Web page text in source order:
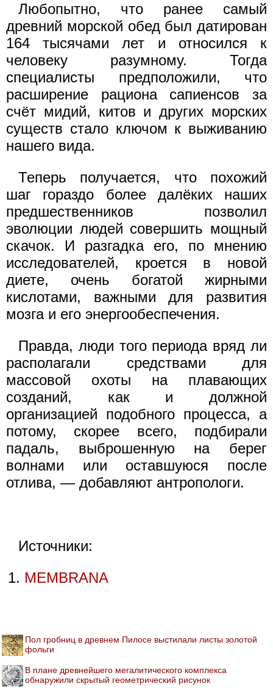
Любопытно, что ранее самый
древний морской обед был датирован
164 тысячами лет и относился к
человеку разумному. Тогда
специалисты предположили, что
расширение рациона сапиенсов за
счёт мидий, китов и других морских
существ стало ключом к выживанию
нашего вида.
Теперь получается, что похожий
шаг гораздо более далёких наших
предшественников позволил
эволюции людей совершить мощный
скачок. И разгадка его, по мнению
исследователей, кроется в новой
диете, очень богатой жирными
кислотами, важными для развития
мозга и его энергообеспечения.
Правда, люди того периода вряд ли
располагали средствами для
массовой охоты на плавающих
созданий, как и должной
организацией подобного процесса, а
потому, скорее всего, подбирали
падаль, выброшенную на берег
волнами или оставшуюся после
отлива, — добавляют антропологи.
Источники:
MEMBRANA
Пол гробниц в древнем Пилосе выстилали листы золотой
фольги
В плане древнейшего мегалитического комплекса
обнаружили скрытый геометрический рисунок